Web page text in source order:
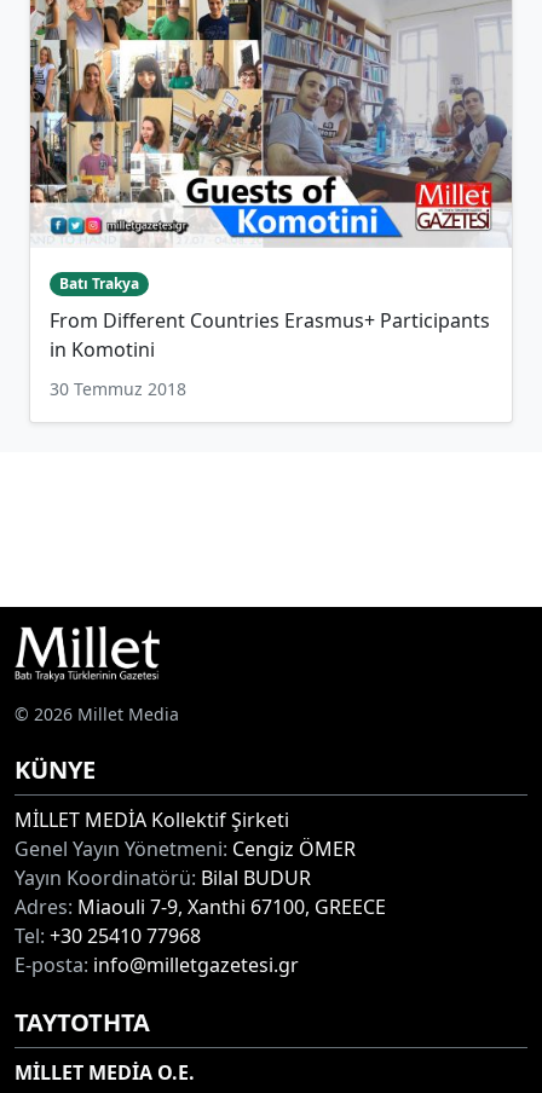
Batı Trakya
From Different Countries Erasmus+ Participants
in Komotini
30 Temmuz 2018
© 2026 Millet Media
KÜNYE
MİLLET MEDİA Kollektif Şirketi
Genel Yayın Yönetmeni: Cengiz ÖMER
Yayın Koordinatörü: Bilal BUDUR
Adres: Miaouli 7-9, Xanthi 67100, GREECE
Tel: +30 25410 77968
E-posta: info@milletgazetesi.gr
ΤΑΥΤΟΤΗΤΑ
MİLLET MEDİA O.E.